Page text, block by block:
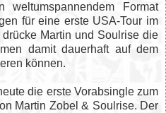
Format
für eine erste USA-Tour im
Martin und Soulrise die
damit dauerhaft auf dem
können.
die erste Vorabsingle zum
Martin Zobel & Soulrise. Der